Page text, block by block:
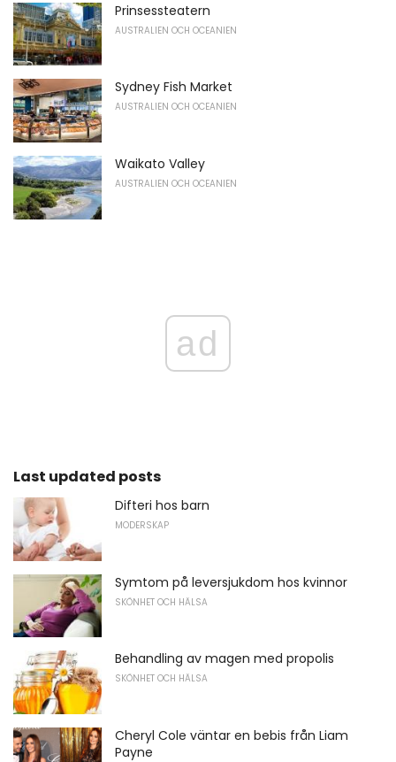
Prinsessteatern
AUSTRALIEN OCH OCEANIEN
Sydney Fish Market
AUSTRALIEN OCH OCEANIEN
Waikato Valley
AUSTRALIEN OCH OCEANIEN
ad
Last updated posts
Difteri hos barn
MODERSKAP
Symtom på leversjukdom hos kvinnor
SKÖNHET OCH HÄLSA
Behandling av magen med propolis
SKÖNHET OCH HÄLSA
Cheryl Cole väntar en bebis från Liam
Payne